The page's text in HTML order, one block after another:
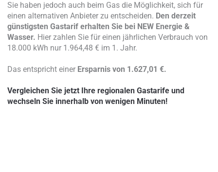
Sie haben jedoch auch beim Gas die Möglichkeit, sich für
einen alternativen Anbieter zu entscheiden. Den derzeit
günstigsten Gastarif erhalten Sie bei NEW Energie &
Wasser. Hier zahlen Sie für einen jährlichen Verbrauch von
18.000 kWh nur 1.964,48 € im 1. Jahr.
Das entspricht einer Ersparnis von 1.627,01 €.
Vergleichen Sie jetzt Ihre regionalen Gastarife und
wechseln Sie innerhalb von wenigen Minuten!